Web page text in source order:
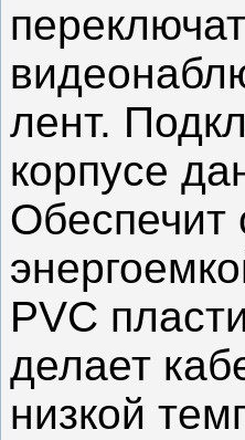
лент.
корпусе
Обеспечит
PVC
делает
низкой